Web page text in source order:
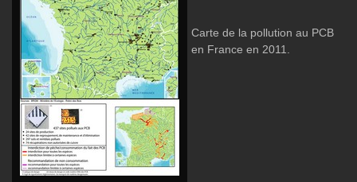
Carte de la pollution au PCB
en France en 2011.